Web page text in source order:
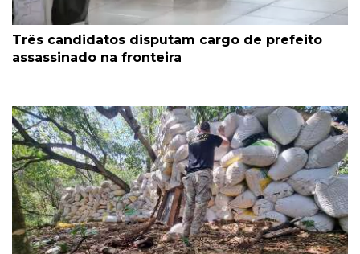
Três candidatos disputam cargo de prefeito
assassinado na fronteira